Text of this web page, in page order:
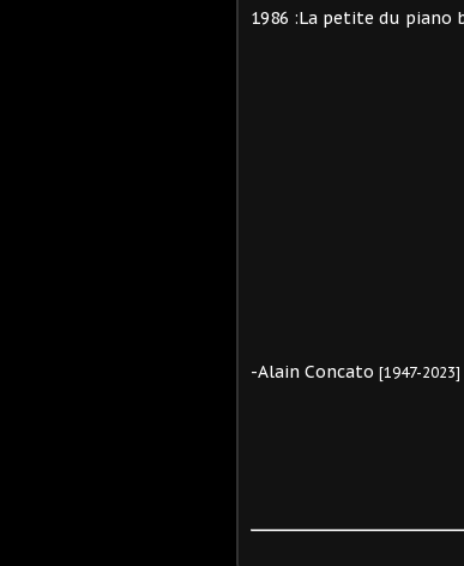
1986 :La petite du piano
-Alain Concato [1947-2023]